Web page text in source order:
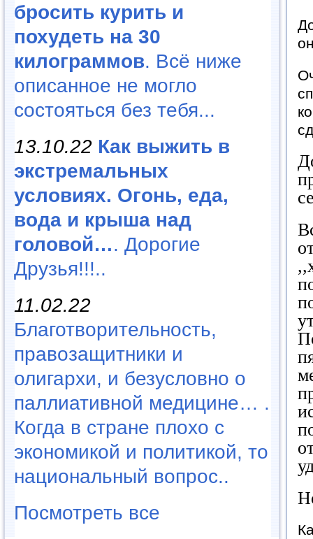
бросить курить и
похудеть на 30
килограммов. Всё ниже
описанное не могло
состояться без тебя...
13.10.22 Как выжить в
экстремальных
условиях. Огонь, еда,
вода и крыша над
головой…. Дорогие
Друзья!!!..
11.02.22
Благотворительность,
правозащитники и
олигархи, и безусловно о
паллиативной медицине… .
Когда в стране плохо с
экономикой и политикой, то
национальный вопрос..
Посмотреть все